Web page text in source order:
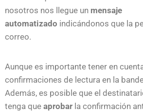
nosotros nos llegue un mensaje
automatizado indicándonos que la
correo.
Aunque es importante tener en
confirmaciones de lectura en la
Además, es posible que el
tenga que aprobar la confirmación